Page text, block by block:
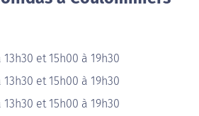
13h30 et 15h00 à 19h30
13h30 et 15h00 à 19h30
13h30 et 15h00 à 19h30